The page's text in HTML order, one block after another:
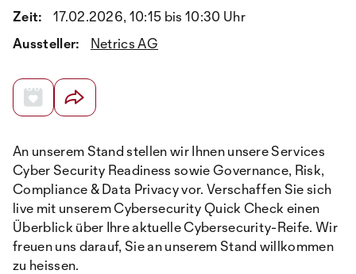
Zeit:
17.02.2026, 10:15 bis 10:30 Uhr
Aussteller:
Netrics AG
An unserem Stand stellen wir Ihnen unsere Services
Cyber Security Readiness sowie Governance, Risk,
Compliance & Data Privacy vor. Verschaffen Sie sich
live mit unserem Cybersecurity Quick Check einen
Überblick über Ihre aktuelle Cybersecurity-Reife. Wir
freuen uns darauf, Sie an unserem Stand willkommen
zu heissen.